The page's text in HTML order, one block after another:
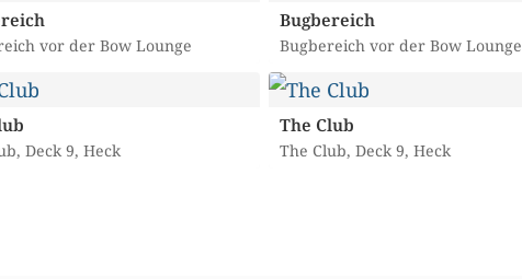
vor der Bow Lounge
Bugbereich
Bugbereich vor der Bow Lounge
Deck 9, Heck
The Club
The Club, Deck 9, Heck